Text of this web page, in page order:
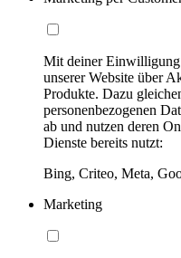
Mit deiner
unserer Website über
Produkte. Dazu
personenbezogenen
ab und nutzen deren
Dienste bereits nutzt:
Bing, Criteo, Meta,
Marketing